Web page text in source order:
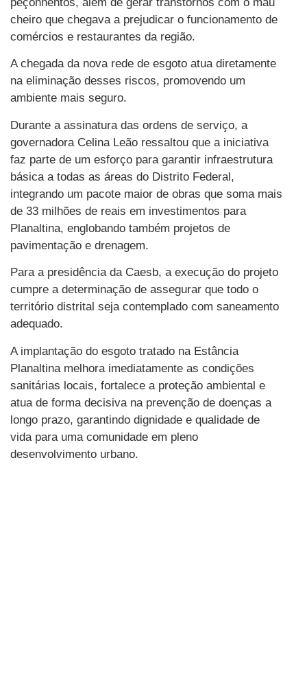
cheiro que chegava a prejudicar o funcionamento de
comércios e restaurantes da região.
A chegada da nova rede de esgoto atua diretamente
na eliminação desses riscos, promovendo um
ambiente mais seguro.
Durante a assinatura das ordens de serviço, a
governadora Celina Leão ressaltou que a iniciativa
faz parte de um esforço para garantir infraestrutura
básica a todas as áreas do Distrito Federal,
integrando um pacote maior de obras que soma mais
de 33 milhões de reais em investimentos para
Planaltina, englobando também projetos de
pavimentação e drenagem.
Para a presidência da Caesb, a execução do projeto
cumpre a determinação de assegurar que todo o
território distrital seja contemplado com saneamento
adequado.
A implantação do esgoto tratado na Estância
Planaltina melhora imediatamente as condições
sanitárias locais, fortalece a proteção ambiental e
atua de forma decisiva na prevenção de doenças a
longo prazo, garantindo dignidade e qualidade de
vida para uma comunidade em pleno
desenvolvimento urbano.